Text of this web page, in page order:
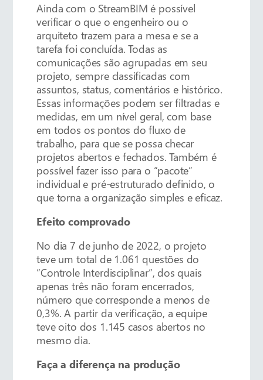
Ainda com o StreamBIM é possível
verificar o que o engenheiro ou o
arquiteto trazem para a mesa e se a
tarefa foi concluída. Todas as
comunicações são agrupadas em seu
projeto, sempre classificadas com
assuntos, status, comentários e histórico.
Essas informações podem ser filtradas e
medidas, em um nível geral, com base
em todos os pontos do fluxo de
trabalho, para que se possa checar
projetos abertos e fechados. Também é
possível fazer isso para o “pacote”
individual e pré-estruturado definido, o
que torna a organização simples e eficaz.
Efeito comprovado
No dia 7 de junho de 2022, o projeto
teve um total de 1.061 questões do
“Controle Interdisciplinar”, dos quais
apenas três não foram encerrados,
número que corresponde a menos de
0,3%. A partir da verificação, a equipe
teve oito dos 1.145 casos abertos no
mesmo dia.
Faça a diferença na produção